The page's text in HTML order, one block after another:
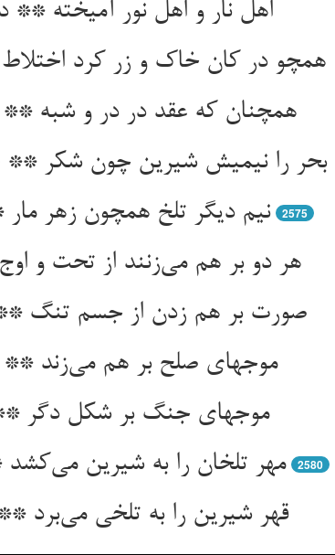
همچو در کان خاک و زر کرد
همچنان که عقد در در و شبه ** مختلط چون میهمان یک شبه‌‌
بحر را نیمیش شیرین چون شکر
نیم دیگر تلخ همچون زهر
2575
هر دو بر هم می‌‌زنند از تحت و اوج ** بر مثال آب دریا موج موج‌‌
صورت بر هم زدن از جسم تنگ ** اختلاط جانها در صلح و جنگ‌‌
موجهای صلح بر هم می‌‌زند **
موجهای جنگ بر شکل دگر **
مهر تلخان را به شیرین
2580
قهر شیرین را به تلخی می‌‌برد